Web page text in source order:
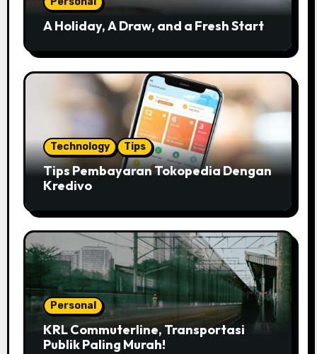
A Holiday, A Draw, and a Fresh Start
Technology Tips
Tips Pembayaran Tokopedia Dengan
Kredivo
Personal
KRL Commuterline, Transportasi
Publik Paling Murah!